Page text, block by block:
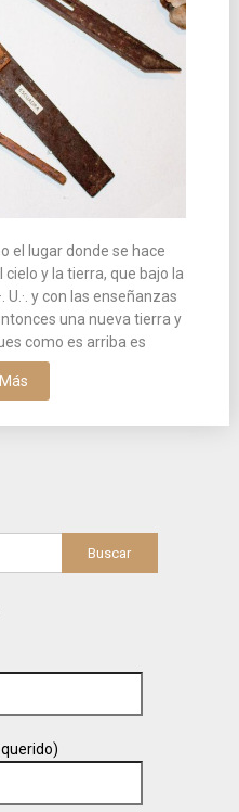
el lugar donde se hace
y la tierra, que bajo la
U.·. y con las enseñanzas
entonces una nueva tierra y
como es arriba es